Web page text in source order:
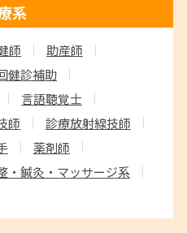
系
師
助産師
健診補助
言語聴覚士
師
診療放射線技師
薬剤師
・鍼灸・マッサージ系